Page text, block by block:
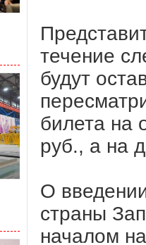
течение
будут
билета на
руб., а на
О
страны
началом